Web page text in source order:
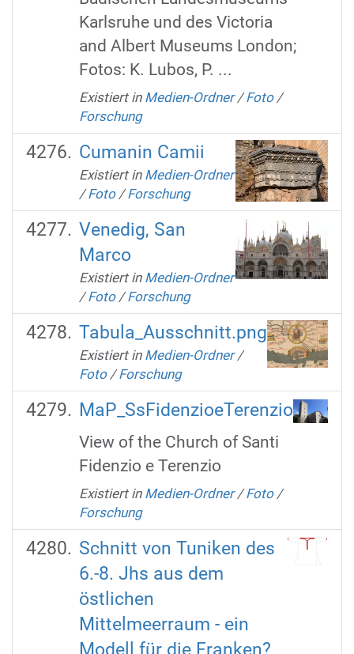
Karlsruhe und des Victoria
and Albert Museums London;
Fotos: K. Lubos, P. ...
Existiert in Medien-Ordner /Foto /
Forschung
Cumanin Camii
Existiert in Medien-Ordner
/Foto /Forschung
Venedig, San
Marco
Existiert in Medien-Ordner
/Foto /Forschung
Tabula_Ausschnitt.png
Existiert in Medien-Ordner /
Foto /Forschung
MaP_SsFidenzioeTerenzio
View of the Church of Santi
Fidenzio e Terenzio
Existiert in Medien-Ordner /Foto /
Forschung
Schnitt von Tuniken des
6.-8. Jhs aus dem
östlichen
Mittelmeerraum - ein